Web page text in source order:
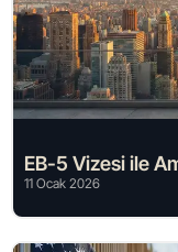
EB-5 Vizesi ile
11 Ocak 2026